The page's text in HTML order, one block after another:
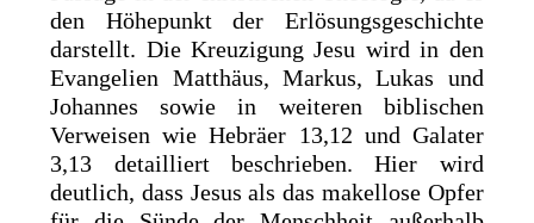
den Höhepunkt der Erlösungsgeschichte
darstellt. Die Kreuzigung Jesu wird in den
Evangelien Matthäus, Markus, Lukas und
Johannes sowie in weiteren biblischen
Verweisen wie Hebräer 13,12 und Galater
3,13 detailliert beschrieben. Hier wird
deutlich, dass Jesus als das makellose Opfer